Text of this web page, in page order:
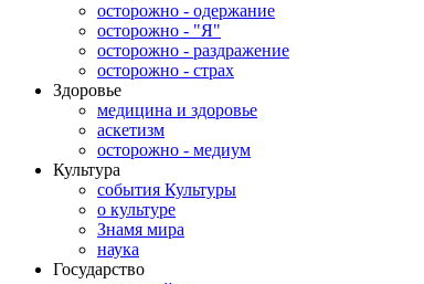
осторожно - одержание
осторожно - "Я"
осторожно - раздражение
осторожно - страх
Здоровье
медицина и здоровье
аскетизм
осторожно - медиум
Культура
события Культуры
о культуре
Знамя мира
наука
Государство